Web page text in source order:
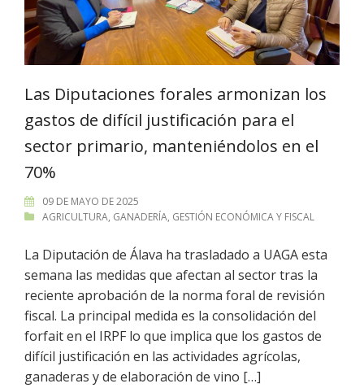
Las Diputaciones forales armonizan los
gastos de difícil justificación para el
sector primario, manteniéndolos en el
70%
09 DE MAYO DE 2025
AGRICULTURA, GANADERÍA, GESTIÓN ECONÓMICA Y FISCAL
La Diputación de Álava ha trasladado a UAGA esta
semana las medidas que afectan al sector tras la
reciente aprobación de la norma foral de revisión
fiscal. La principal medida es la consolidación del
forfait en el IRPF lo que implica que los gastos de
difícil justificación en las actividades agrícolas,
ganaderas y de elaboración de vino […]